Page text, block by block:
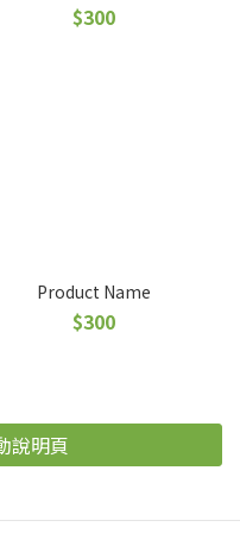
$300
Product Name
$300
說明頁